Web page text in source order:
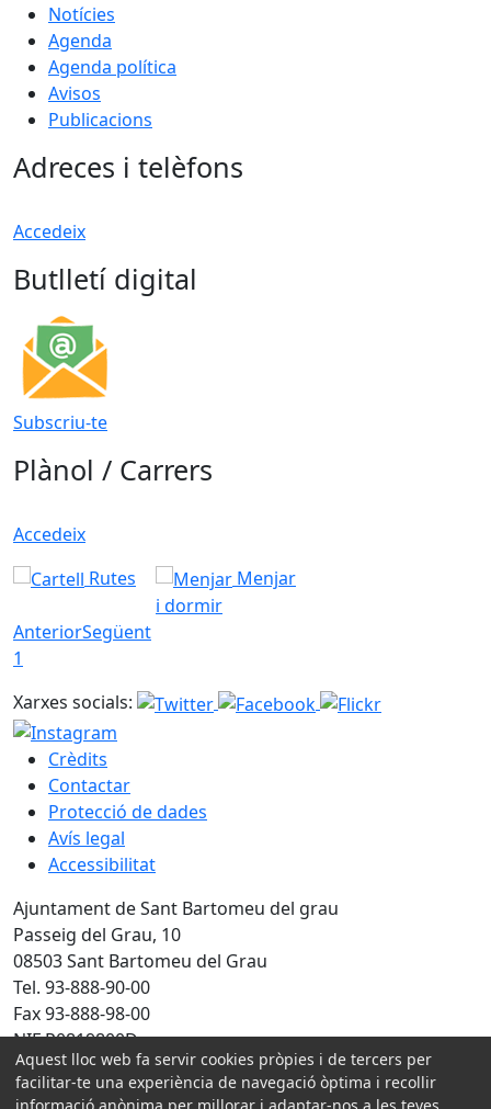
Notícies
Agenda
Agenda política
Avisos
Publicacions
Adreces i telèfons
Accedeix
Butlletí digital
Subscriu-te
Plànol / Carrers
Accedeix
Rutes
Menjar
i dormir
AnteriorSegüent
1
Xarxes socials:
Crèdits
Contactar
Protecció de dades
Avís legal
Accessibilitat
Ajuntament de Sant Bartomeu del grau
Passeig del Grau, 10
08503 Sant Bartomeu del Grau
Tel. 93-888-90-00
Fax 93-888-98-00
NIF P0819800D
Amb la col·laboració de:
Aquest lloc web fa servir cookies pròpies i de tercers per
facilitar-te una experiència de navegació òptima i recollir